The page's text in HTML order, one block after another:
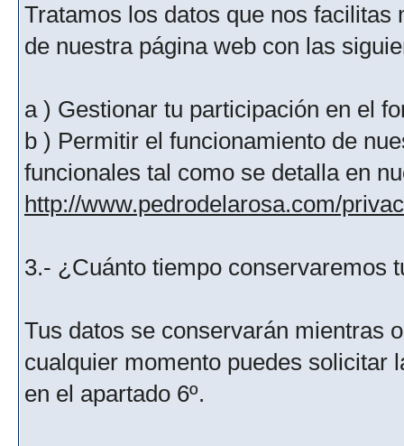
Tratamos los datos que nos
de nuestra página web con las
a ) Gestionar tu participación en el
b ) Permitir el funcionamiento de
funcionales tal como se detalla en
http://www.pedrodelarosa.com/
3.- ¿Cuánto tiempo conservaremos
Tus datos se conservarán mientras
cualquier momento puedes solicitar
en el apartado 6º.